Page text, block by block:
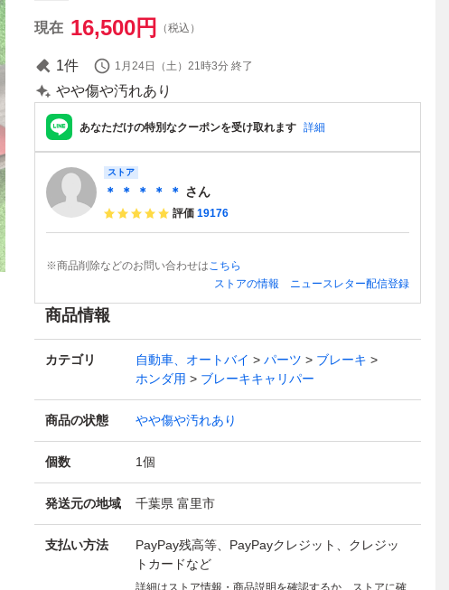
現在 16,500円 （税込）
1件 1月24日（土）21時3分 終了
やや傷や汚れあり
あなただけの特別なクーポンを受け取れます 詳細
ストア
＊ ＊ ＊ ＊ ＊ さん
評価 19176
※商品削除などのお問い合わせはこちら
ストアの情報
ニュースレター配信登録
商品情報
カテゴリ 自動車、オートバイ パーツ
ブレーキ
ホンダ用
ブレーキキャリパー
商品の状態 やや傷や汚れあり
個数 1個
発送元の地域 千葉県 富里市
支払い方法
PayPay残高等、PayPayクレジット、クレジッ
トカードなど
詳細はストア情報・商品説明を確認するか、ストアに確